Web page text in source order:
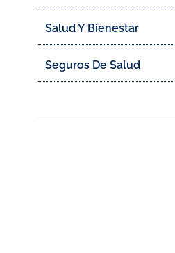
Salud Y Bienestar
Seguros De Salud